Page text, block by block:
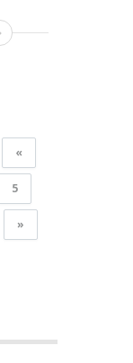
«
5
»